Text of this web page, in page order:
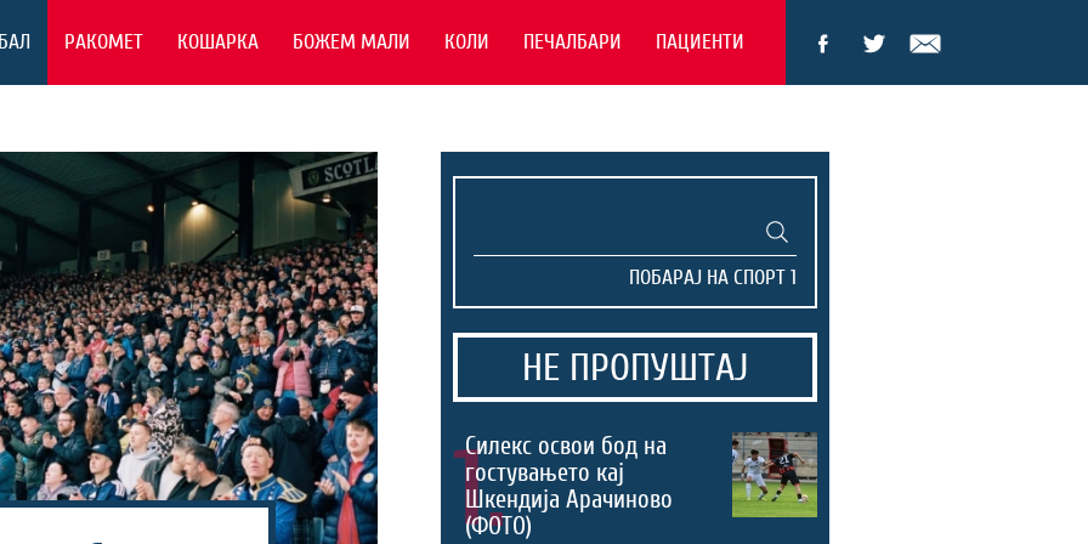
РАКОМЕТ КОШАРКА БОЖЕМ МАЛИ КОЛИ ПЕЧАЛБАРИ ПАЦИЕНТИ
НЕ ПРОПУШТАЈ
1.
Силекс освои бод на
гостувањето кај
Шкендија Арачиново
(ФОТО)